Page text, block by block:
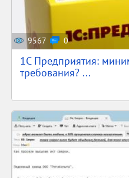
9567 0
1С Предприятия:
требования? ...